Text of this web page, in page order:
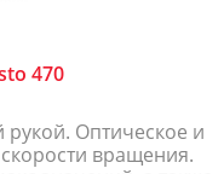
470
Оптическое и
вращения.